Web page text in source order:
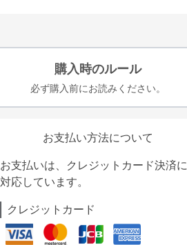
購入時のルール
必ず購入前にお読みください。
お支払い方法について
お支払いは、クレジットカード決済に
対応しています。
クレジットカード